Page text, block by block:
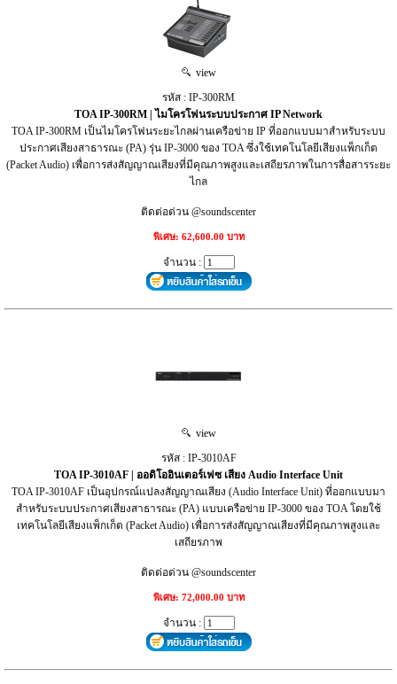
view
รหัส : IP-300RM
TOA IP-300RM | ไมโครโฟนระบบประกาศ IP Network
TOA IP-300RM เป็นไมโครโฟนระยะไกลผ่านเครือข่าย IP ที่ออกแบบมาสำหรับระบบ
ประกาศเสียงสาธารณะ (PA) รุ่น IP-3000 ของ TOA ซึ่งใช้เทคโนโลยีเสียงแพ็กเก็ต
(Packet Audio) เพื่อการส่งสัญญาณเสียงที่มีคุณภาพสูงและเสถียรภาพในการสื่อสารระยะ
ไกล
ติดต่อด่วน @soundscenter
พิเศษ: 62,600.00 บาท
จำนวน :
view
รหัส : IP-3010AF
TOA IP-3010AF | ออดิโออินเตอร์เฟซ เสียง Audio Interface Unit
TOA IP-3010AF เป็นอุปกรณ์แปลงสัญญาณเสียง (Audio Interface Unit) ที่ออกแบบมา
สำหรับระบบประกาศเสียงสาธารณะ (PA) แบบเครือข่าย IP-3000 ของ TOA โดยใช้
เทคโนโลยีเสียงแพ็กเก็ต (Packet Audio) เพื่อการส่งสัญญาณเสียงที่มีคุณภาพสูงและ
เสถียรภาพ
ติดต่อด่วน @soundscenter
พิเศษ: 72,000.00 บาท
จำนวน :